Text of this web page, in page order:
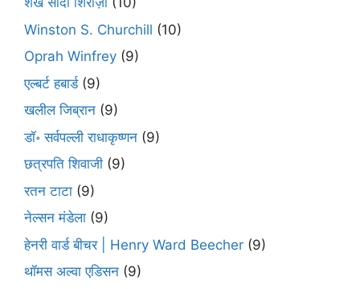
Winston S. Churchill (10)
Oprah Winfrey (9)
एल्बर्ट हबार्ड(9)
खलील जिब्रान (9)
डॉ॰ सर्वपल्ली राधाकृष्णन (9)
छत्रपति शिवाजी (9)
रतन टाटा (9)
नेल्सन मंडेला (9)
हेनरी वार्ड बीचर | Henry Ward Beecher (9)
थॉमस अल्वा एडिसन (9)